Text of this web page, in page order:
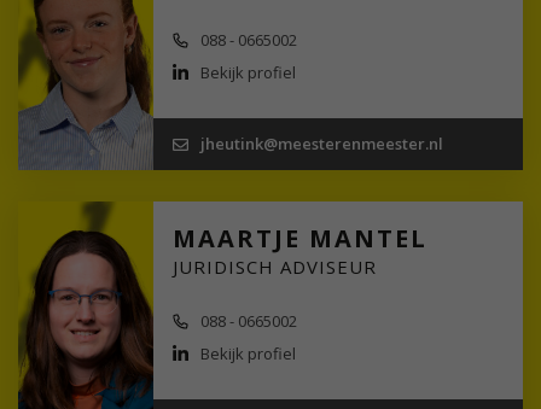
088 - 0665002
Bekijk profiel
jheutink@meesterenmeester.nl
MAARTJE MANTEL
JURIDISCH ADVISEUR
088 - 0665002
Bekijk profiel